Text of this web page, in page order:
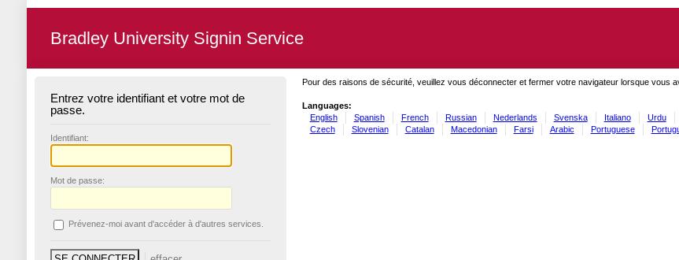
Bradley University Signin Service
Entrez votre identifiant et votre mot de
passe.
Identifiant:
Mot de passe:
Prévenez-moi avant d'accéder à d'autres services.
Pour des raisons de sécurité, veuillez vous déconnecter et fermer votre navigateur lorsque vous
Languages:
English
Spanish French Russian Nederlands Svenska Italiano Urdu
Czech
Slovenian Catalan Macedonian Farsi Arabic Portuguese